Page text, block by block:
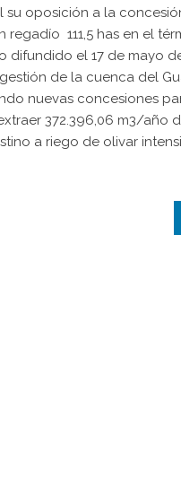
su oposición a la
regadío 111,5 has en el
difundido el 17 de mayo
de la cuenca del
nuevas concesiones
372.396,06 m3/año
a riego de olivar